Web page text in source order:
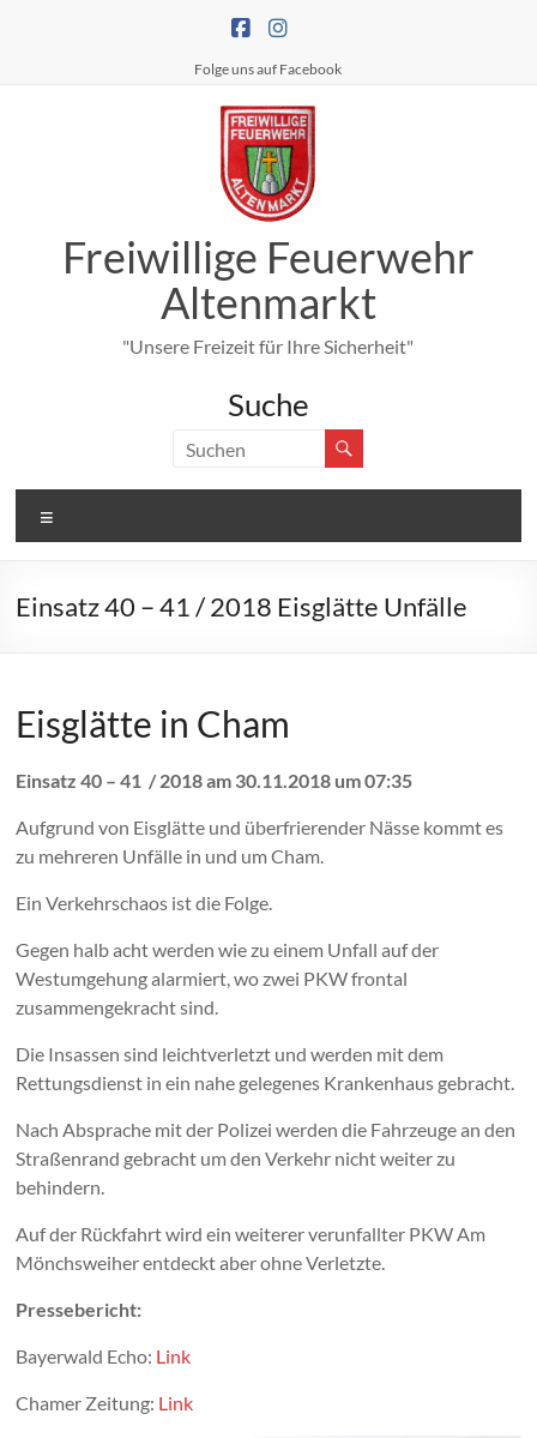
Folge uns auf Facebook
Freiwillige Feuerwehr
Altenmarkt
"Unsere Freizeit für Ihre Sicherheit"
Suche
Einsatz 40 – 41 / 2018 Eisglätte Unfälle
Eisglätte in Cham
Einsatz 40 – 41 / 2018 am 30.11.2018 um 07:35
Aufgrund von Eisglätte und überfrierender Nässe kommt es
zu mehreren Unfälle in und um Cham.
Ein Verkehrschaos ist die Folge.
Gegen halb acht werden wie zu einem Unfall auf der
Westumgehung alarmiert, wo zwei PKW frontal
zusammengekracht sind.
Die Insassen sind leichtverletzt und werden mit dem
Rettungsdienst in ein nahe gelegenes Krankenhaus gebracht.
Nach Absprache mit der Polizei werden die Fahrzeuge an den
Straßenrand gebracht um den Verkehr nicht weiter zu
behindern.
Auf der Rückfahrt wird ein weiterer verunfallter PKW Am
Mönchsweiher entdeckt aber ohne Verletzte.
Pressebericht:
Bayerwald Echo: Link
Chamer Zeitung: Link